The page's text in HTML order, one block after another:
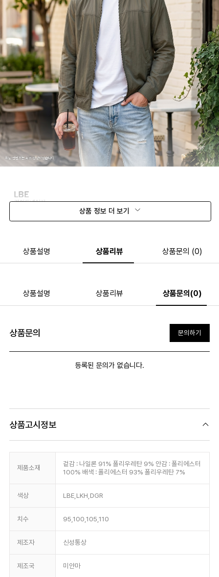
상품 정보 더 보기
상품설명 상품리뷰 상품문의 (0)
상품설명 상품리뷰 상품문의(0)
상품문의 문의하기
등록된 문의가 없습니다.
상품고시정보
제품소재
겉감 : 나일론 91% 폴리우레탄 9% 안감 : 폴리에스터
100% 배색 : 폴리에스터 93% 폴리우레탄 7%
색상 LBE,LKH,DGR
치수 95,100,105,110
제조자 신성통상
제조국 미얀마